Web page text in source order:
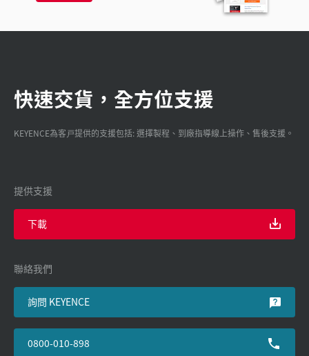
快速交貨，全方位支援
KEYENCE為客戸提供的支援包括: 選擇製程、到廠指導線上操作、售後支援。
提供支援
下載
聯絡我們
詢問 KEYENCE
0800-010-898